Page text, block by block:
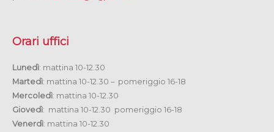
Orari uffici
Lunedì: mattina 10-12.30
Martedì: mattina 10-12.30 – pomeriggio 16-18
Mercoledì: mattina 10-12.30
Giovedì: mattina 10-12.30 pomeriggio 16-18
Venerdì: mattina 10-12.30